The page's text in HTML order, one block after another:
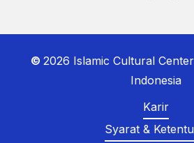
©2026 Islamic Cultural
Indonesia
Karir
Syarat &